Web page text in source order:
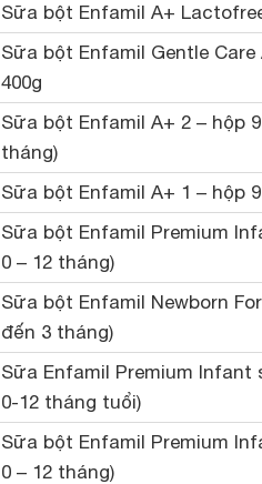
Sữa bột Enfamil A+
Sữa bột Enfamil Gentle
400g
Sữa bột Enfamil A+ 2 – hộp
tháng)
Sữa bột Enfamil A+ 1 – hộp
Sữa bột Enfamil Premium
0 – 12 tháng)
Sữa bột Enfamil Newborn
đến 3 tháng)
Sữa Enfamil Premium Infant
0-12 tháng tuổi)
Sữa bột Enfamil Premium
0 – 12 tháng)